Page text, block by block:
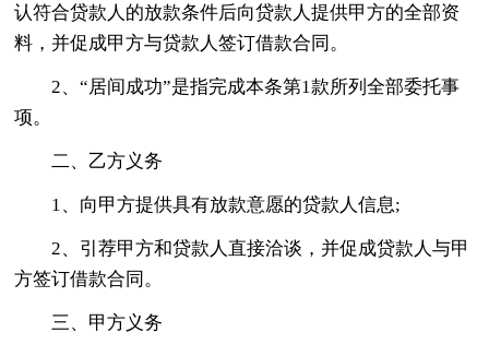
认符合贷款人的放款条件后向贷款人提供甲方的全部资
料，并促成甲方与贷款人签订借款合同。
2、“居间成功”是指完成本条第1款所列全部委托事
项。
二、乙方义务
1、向甲方提供具有放款意愿的贷款人信息;
2、引荐甲方和贷款人直接洽谈，并促成贷款人与甲
方签订借款合同。
三、甲方义务